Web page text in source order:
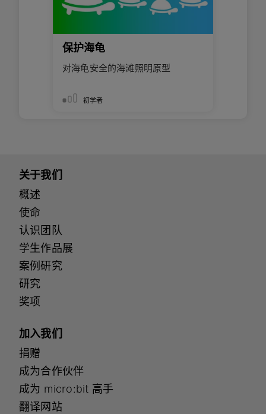
保护海龟
对海龟安全的海滩照明原型
初学者
关于我们
概述
使命
认识团队
学生作品展
案例研究
研究
奖项
加入我们
捐赠
成为合作伙伴
成为 micro:bit 高手
翻译网站